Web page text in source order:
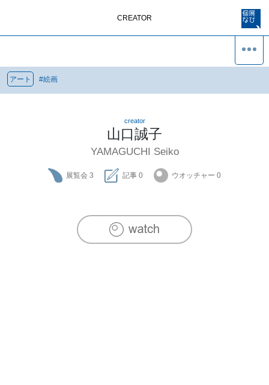
CREATOR
アート #絵画
creator
山口誠子
YAMAGUCHI Seiko
展覧会 3 記事 0 ウオッチャー 0